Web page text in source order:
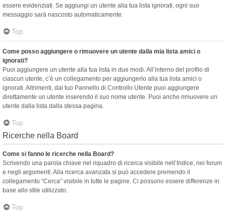
essere evidenziati. Se aggiungi un utente alla tua lista ignorati, ogni suo
messaggio sarà nascosto automaticamente.
Top
Come posso aggiungere o rimuovere un utente dalla mia lista amici o
ignorati?
Puoi aggiungere un utente alla tua lista in due modi. All’interno del profilo di
ciascun utente, c’è un collegamento per aggiungerlo alla tua lista amici o
ignorati. Altrimenti, dal tuo Pannello di Controllo Utente puoi aggiungere
direttamente un utente inserendo il suo nome utente. Puoi anche rimuovere un
utente dalla lista dalla stessa pagina.
Top
Ricerche nella Board
Come si fanno le ricerche nella Board?
Scrivendo una parola chiave nel riquadro di ricerca visibile nell’Indice, nei forum
e negli argomenti. Alla ricerca avanzata si può accedere premendo il
collegamento “Cerca” visibile in tutte le pagine. Ci possono essere differenze in
base allo stile utilizzato.
Top